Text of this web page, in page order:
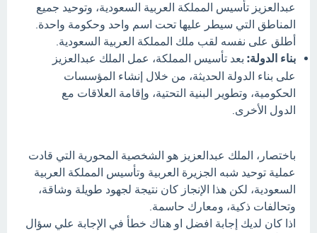
عبدالعزيز تأسيس المملكة العربية السعودية، وتوحيد جميع
المناطق التي سيطر عليها تحت اسم واحد وحكومة واحدة.
أطلق على نفسه لقب ملك المملكة العربية السعودية.
بناء الدولة: بعد تأسيس المملكة، عمل الملك عبدالعزيز
على بناء الدولة الحديثة، من خلال إنشاء المؤسسات
الحكومية، وتطوير البنية التحتية، وإقامة العلاقات مع
الدول الأخرى.
باختصار، الملك عبدالعزيز هو الشخصية المحورية التي قادت
عملية توحيد شبه الجزيرة العربية وتأسيس المملكة العربية
السعودية، لكن هذا الإنجاز كان نتيجة لجهود طويلة وشاقة،
وتحالفات ذكية، ومعارك حاسمة.
اذا كان لديك إجابة افضل او هناك خطأ في الإجابة علي سؤال